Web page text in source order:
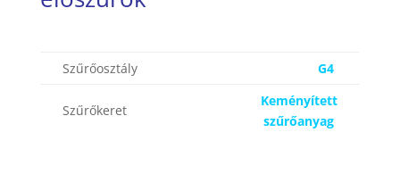
Szűrőosztály G4
Szűrőkeret
Keményített
szűrőanyag